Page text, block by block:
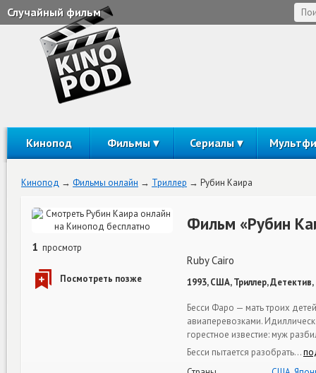
Случайный фильм
Кинопод Фильмы Сериалы
Кинопод Фильмы онлайн Триллер Рубин Каира
1 просмотр
Фильм «Рубин
Ruby Cairo
1993, США, Триллер, Детектив,
Бесси Фаро — мать троих
авиаперевозками.
горестное известие: муж
Бесси пытается разобрать…